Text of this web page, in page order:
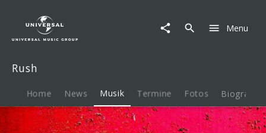
Menu
Rush
Home News Musik Termine Fotos Biografie